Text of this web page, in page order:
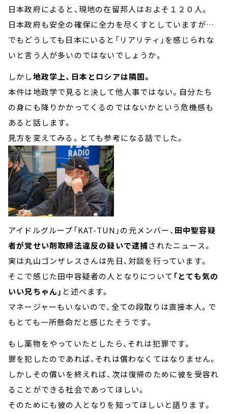
日本政府によると、現地の在留邦人はおよそ１２０人。
日本政府も安全の確保に全力を尽くすとしていますが…
でもどうしても日本にいると「リアリティ」を感じられな
いと言う人が多いのではないでしょうか。
しかし地政学上、日本とロシアは隣国。
本件は地政学で見ると決して他人事ではない。自分たち
の身にも降りかかってくるのではないかという危機感も
あると話します。
見方を変えてみる。とても参考になる話でした。
アイドルグループ「KAT-TUN」の元メンバー、 田中聖容疑
者が覚せい剤取締法違反の疑いで逮捕されたニュース。
実は丸山ゴンザレスさんは先日、対談を行っています。
そこで感じた田中容疑者の人となりについて 「とても気の
いい兄ちゃん」 と述べます。
マネージャーもいないので、全ての段取りは直接本人。で
もとても一所懸命だと感じたそうです。
もし薬物をやっていたとしたら、それは犯罪です。
罪を犯したのであれば、それは償わなくてはなりません。
しかしその償いを終えれば、次は復帰のために彼を受容れ
ることができる社会であってほしい。
そのためにも彼の人となりを知ってほしいと語ります。